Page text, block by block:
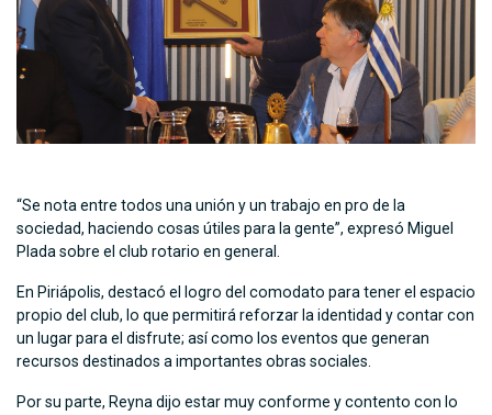
“Se nota entre todos una unión y un trabajo en pro de la
sociedad, haciendo cosas útiles para la gente”, expresó Miguel
Plada sobre el club rotario en general.
En Piriápolis, destacó el logro del comodato para tener el espacio
propio del club, lo que permitirá reforzar la identidad y contar con
un lugar para el disfrute; así como los eventos que generan
recursos destinados a importantes obras sociales.
Por su parte, Reyna dijo estar muy conforme y contento con lo